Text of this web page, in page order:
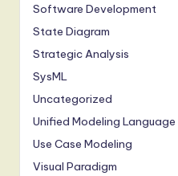
Software Development
State Diagram
Strategic Analysis
SysML
Uncategorized
Unified Modeling Language
Use Case Modeling
Visual Paradigm